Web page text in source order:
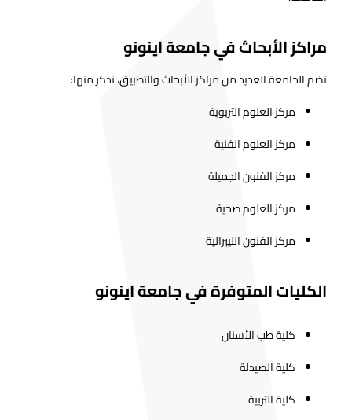
مراكز الأبحاث في جامعة اينونو
تضم الجامعة العديد من مراكز الأبحاث والتطبيق، نذكر منها:
مركز العلوم التربوية
مركز العلوم الفنية
مركز الفنون الجميلة
مركز العلوم صحية
مركز الفنون الليبرالية
الكليات المتوفرة في جامعة اينونو
كلية طب الأسنان
كلية الصيدلة
كلية التربية